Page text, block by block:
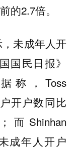
的2.7倍。
未成年人开
国民日报》
称，Toss
开户数同比
而Shinhan
成年人开户